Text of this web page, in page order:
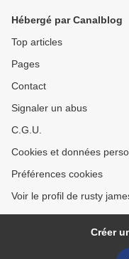
Hébergé par Canalblog
Top articles
Pages
Contact
Signaler un abus
C.G.U.
Cookies et données
Préférences cookies
Voir le profil de rusty
Créer